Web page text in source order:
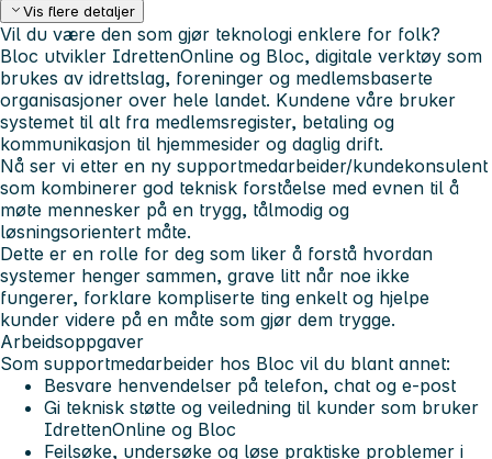
Vis flere detaljer
Vil du være den som gjør teknologi enklere for folk?
Bloc utvikler IdrettenOnline og Bloc, digitale verktøy som
brukes av idrettslag, foreninger og medlemsbaserte
organisasjoner over hele landet. Kundene våre bruker
systemet til alt fra medlemsregister, betaling og
kommunikasjon til hjemmesider og daglig drift.
Nå ser vi etter en ny supportmedarbeider/kundekonsulent
som kombinerer god teknisk forståelse med evnen til å
møte mennesker på en trygg, tålmodig og
løsningsorientert måte.
Dette er en rolle for deg som liker å forstå hvordan
systemer henger sammen, grave litt når noe ikke
fungerer, forklare kompliserte ting enkelt og hjelpe
kunder videre på en måte som gjør dem trygge.
Arbeidsoppgaver
Som supportmedarbeider hos Bloc vil du blant annet:
Besvare henvendelser på telefon, chat og e-post
Gi teknisk støtte og veiledning til kunder som bruker
IdrettenOnline og Bloc
Feilsøke, undersøke og løse praktiske problemer i